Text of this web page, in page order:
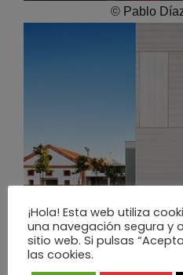
© Pablo
© Pablo
¡Hola! Esta web utiliza
una navegación segura y
sitio web. Si pulsas
las cookies.